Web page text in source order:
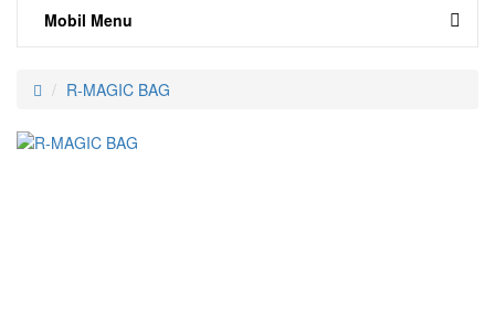
Mobil Menu
R-MAGIC BAG